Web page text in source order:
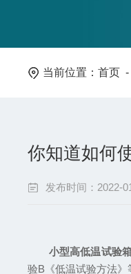
当前位置：首页
你知道如何
发布时间：2022-
小型高低温试验
验B《低温试验方法》